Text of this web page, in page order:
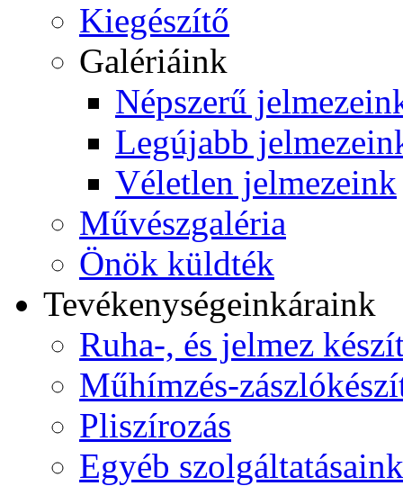
Kiegészítő
Galériáink
Népszerű
Legújabb
Véletlen jelmezeink
Művészgaléria
Önök küldték
Tevékenységeinkáraink
Ruha-, és jelmez
Műhímzés-
Pliszírozás
Egyéb szolgáltatásaink